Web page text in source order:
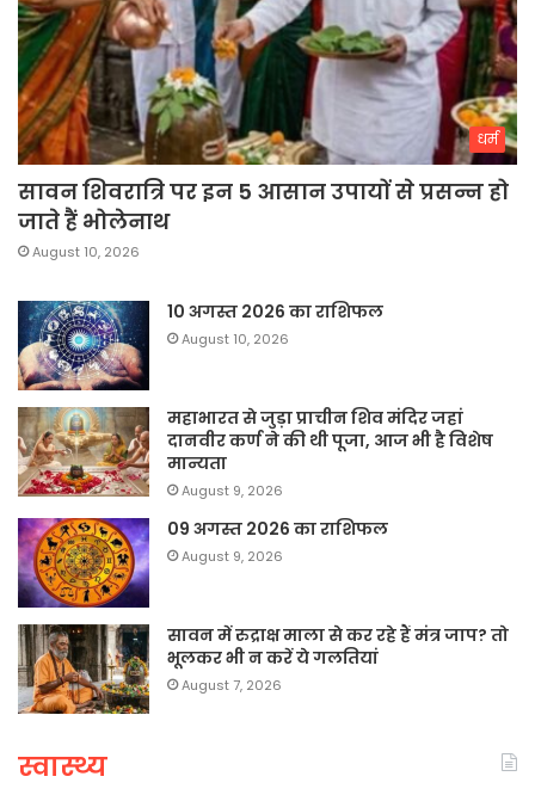
धर्म
सावन शिवरात्रि पर इन 5 आसान उपायों से प्रसन्न हो
जाते हैं भोलेनाथ
August 10, 2026
10 अगस्त 2026 का राशिफल
August 10, 2026
महाभारत से जुड़ा प्राचीन शिव मंदिर जहां
दानवीर कर्ण ने की थी पूजा, आज भी है विशेष
मान्यता
August 9, 2026
09 अगस्त 2026 का राशिफल
August 9, 2026
सावन में रुद्राक्ष माला से कर रहे हैं मंत्र जाप? तो
भूलकर भी न करें ये गलतियां
August 7, 2026
स्वास्थ्य